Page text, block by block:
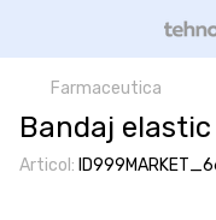
Farmaceutica
Bandaj
Articol: